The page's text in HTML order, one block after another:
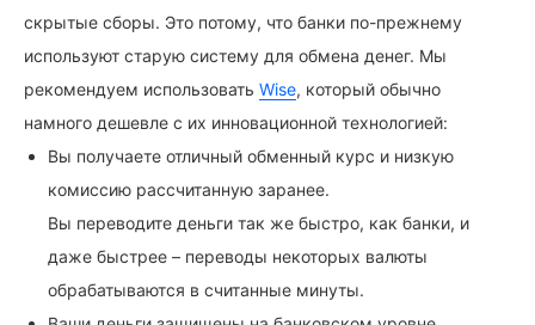
скрытые сборы. Это потому, что банки по-прежнему
используют старую систему для обмена денег. Мы
рекомендуем использовать Wise, который обычно
намного дешевле с их инновационной технологией:
Вы получаете отличный обменный курс и низкую
комиссию рассчитанную заранее.
Вы переводите деньги так же быстро, как банки, и
даже быстрее – переводы некоторых валюты
обрабатываются в считанные минуты.